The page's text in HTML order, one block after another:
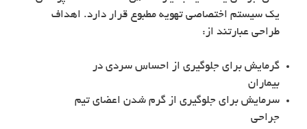
یک سیستم اختصاصی تهویه مطبوع قرار دارد. اهداف
طراحی عبارتند از:
گرمایش برای جلوگیری از احساس سردی در
بیماران
سرمایش برای جلوگیری از گرم شدن اعضای تیم
جراحی